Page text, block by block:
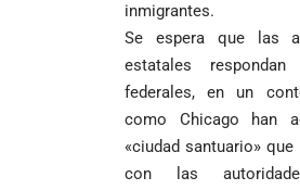
inmigrantes.
Se espera que las
estatales
federales, en un
como Chicago han
«ciudad santuario»
con las